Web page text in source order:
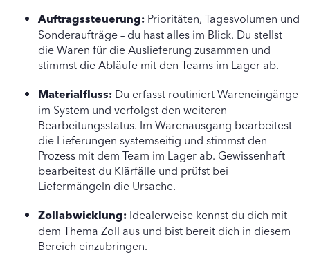
Auftragssteuerung: Prioritäten, Tagesvolumen und
Sonderaufträge – du hast alles im Blick. Du stellst
die Waren für die Auslieferung zusammen und
stimmst die Abläufe mit den Teams im Lager ab.
Materialfluss: Du erfasst routiniert Wareneingänge
im System und verfolgst den weiteren
Bearbeitungsstatus. Im Warenausgang bearbeitest
die Lieferungen systemseitig und stimmst den
Prozess mit dem Team im Lager ab. Gewissenhaft
bearbeitest du Klärfälle und prüfst bei
Liefermängeln die Ursache.
Zollabwicklung: Idealerweise kennst du dich mit
dem Thema Zoll aus und bist bereit dich in diesem
Bereich einzubringen.